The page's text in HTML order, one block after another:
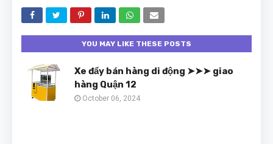
YOU MAY LIKE THESE POSTS
Xe đẩy bán hàng di động ➤➤➤ giao
hàng Quận 12
October 06, 2024